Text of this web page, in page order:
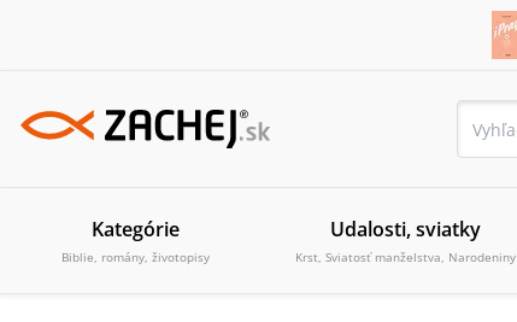
Kategórie
Biblie, romány, životopisy
Udalosti, sviatky
Krst, Sviatosť manželstva, Narodeniny